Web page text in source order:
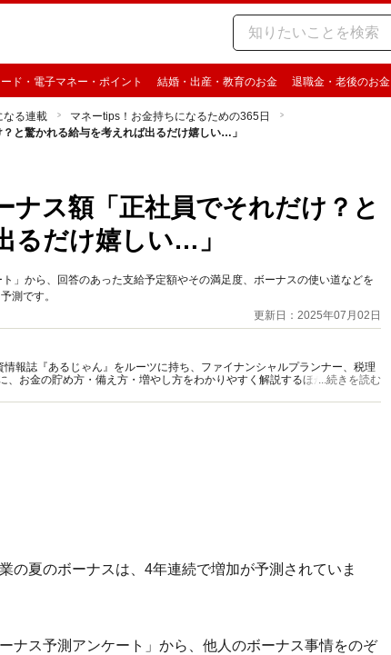
ド・電子マネー・ポイント 結婚・出産・教育のお金 退職金・老後のお金
なる連載
マネーtips！お金持ちになるための365日
と驚かれる給与を考えれば出るだけ嬉しい…」
ナス額「正社員でそれだけ？と
るだけ嬉しい…」
」から、回答のあった支給予定額やその満足度、ボーナスの使い道などを
測です。
更新日：2025年07月02日
報誌『あるじゃん』をルーツに持ち、ファイナンシャルプランナー、税理
、お金の貯め方・備え方・増やし方をわかりやすく解説するほか、マネー最
...続きを読む
の夏のボーナスは、4年連続で増加が予測されていま
ナス予測アンケート」から、他人のボーナス事情をのぞ